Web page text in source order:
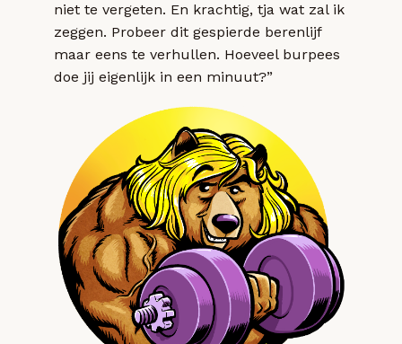
niet te vergeten. En krachtig, tja wat zal ik
zeggen. Probeer dit gespierde berenlijf
maar eens te verhullen. Hoeveel burpees
doe jij eigenlijk in een minuut?”